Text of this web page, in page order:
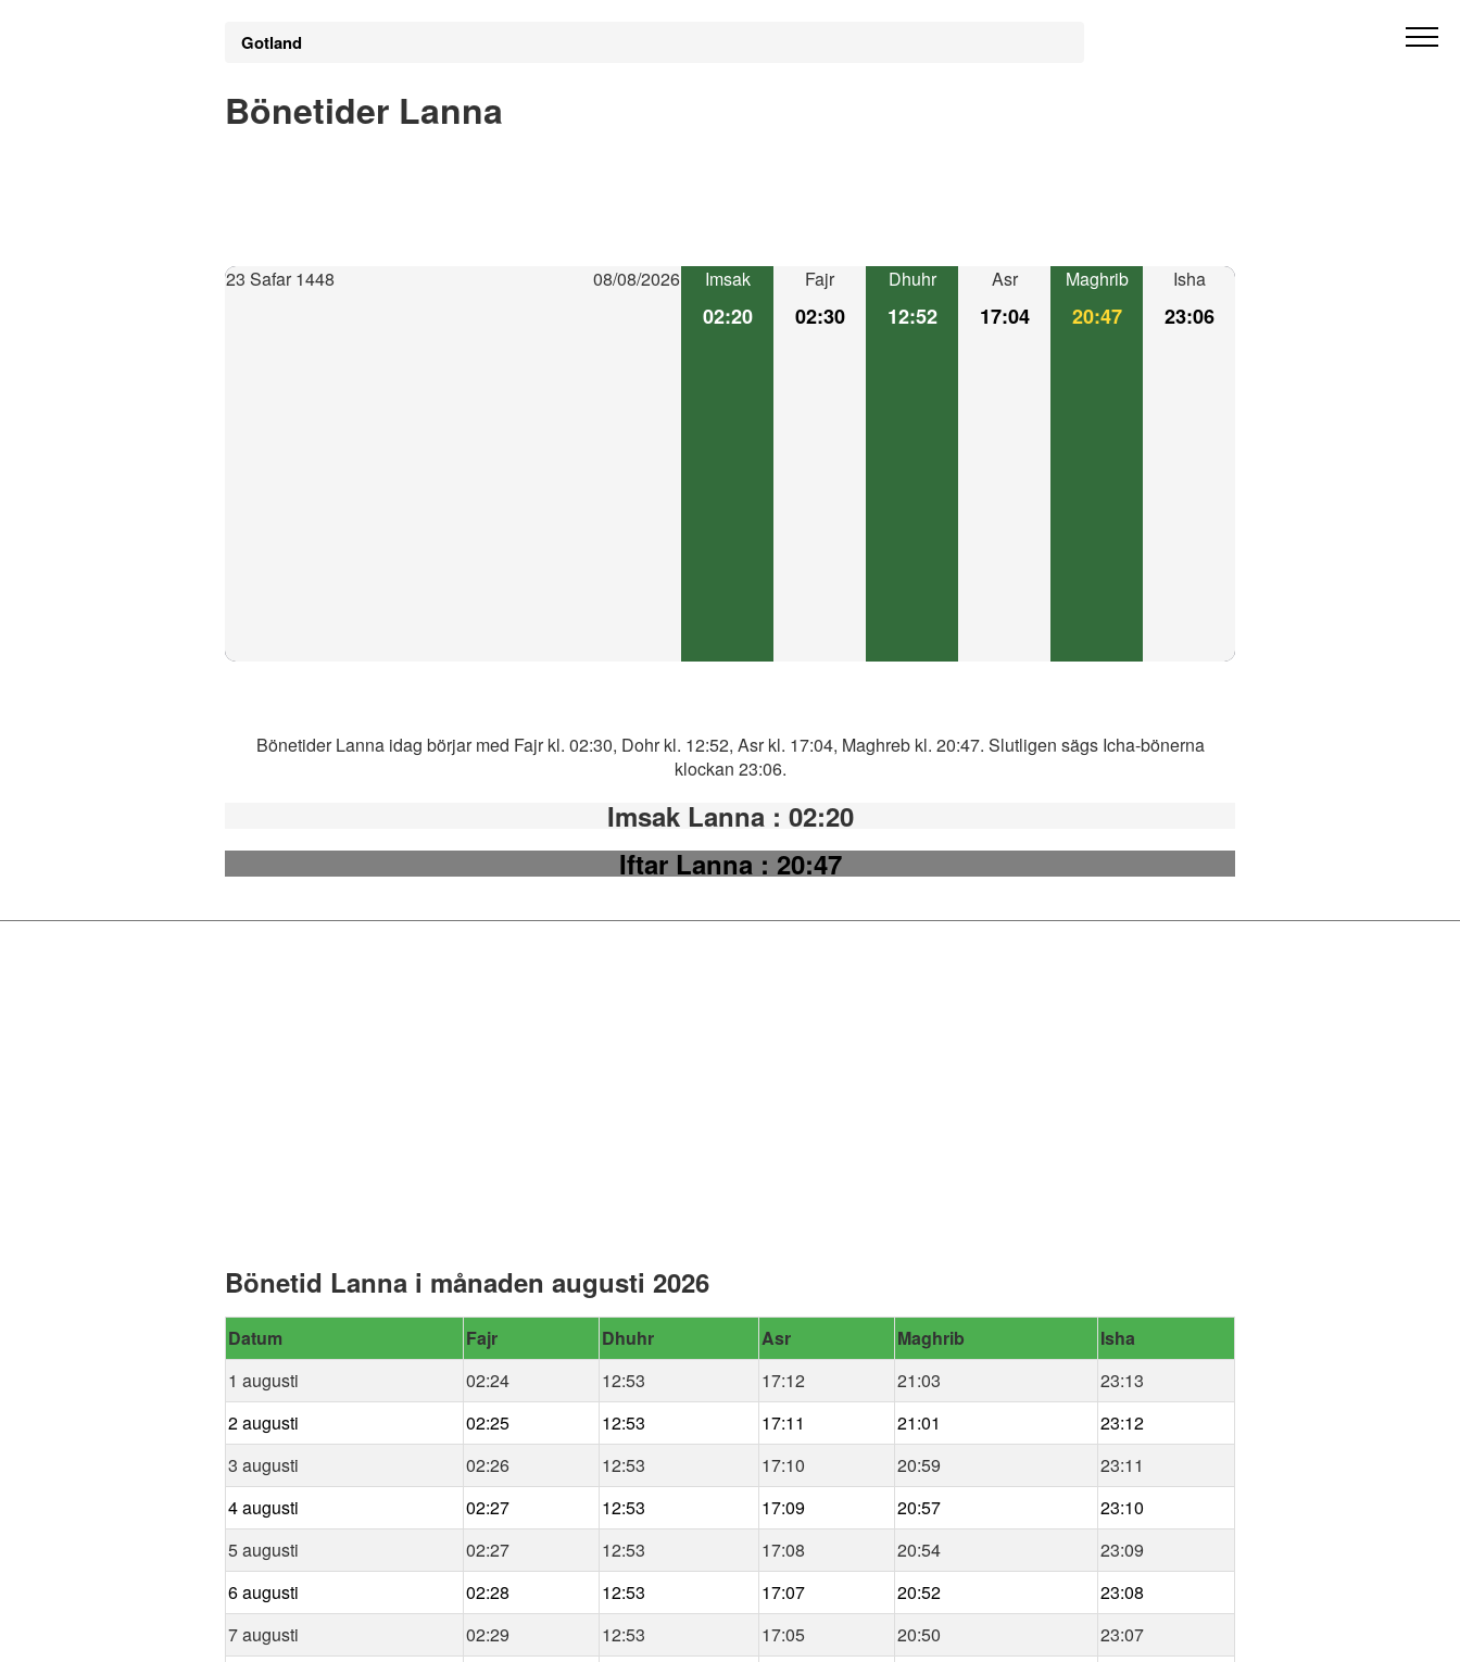
Gotland
Bönetider Lanna
23 Safar 1448 08/08/2026 Imsak
02:20
Fajr
02:30
Dhuhr
12:52
Asr
17:04
Maghrib
20:47
Isha
23:06
Bönetider Lanna idag börjar med Fajr kl. 02:30, Dohr kl. 12:52, Asr kl. 17:04, Maghreb kl. 20:47. Slutligen sägs Icha-bönerna
klockan 23:06.
Imsak Lanna : 02:20
Iftar Lanna: 20:47
Bönetid Lanna i månaden augusti 2026
Datum Fajr Dhuhr Asr Maghrib
Isha
1 augusti
02:24 12:53 17:12 21:03
23:13
2 augusti
02:25 12:53 17:11 21:01
23:12
3 augusti
02:26 12:53 17:10 20:59
23:11
4 augusti
02:27 12:53 17:09 20:57
23:10
5 augusti
02:27 12:53 17:08 20:54
23:09
6 augusti
02:28 12:53 17:07 20:52
23:08
7 augusti
02:29 12:53 17:05 20:50
23:07